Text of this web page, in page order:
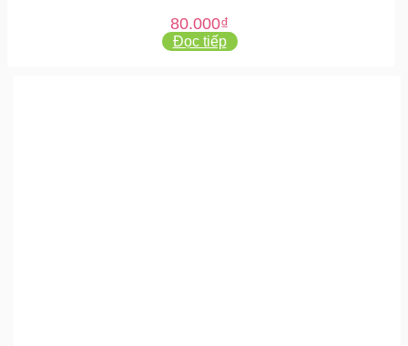
80.000₫
Đọc tiếp